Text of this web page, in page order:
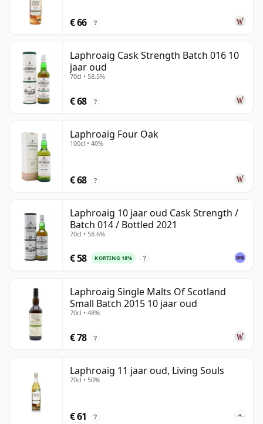
€ 66 ?
Laphroaig Cask Strength Batch 016 10
jaar oud
70cl • 58.5%
€ 68 ?
Laphroaig Four Oak
100cl • 40%
€ 68 ?
Laphroaig 10 jaar oud Cask Strength /
Batch 014 / Bottled 2021
70cl • 58.6%
€ 58 KORTING 18% ?
Laphroaig Single Malts Of Scotland
Small Batch 2015 10 jaar oud
70cl • 48%
€ 78 ?
Laphroaig 11 jaar oud, Living Souls
70cl • 50%
€ 61 ?